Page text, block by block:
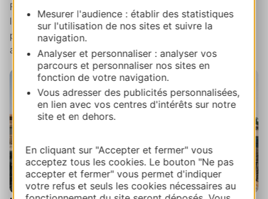
Mesurer l'audience : établir des statistiques
sur l'utilisation de nos sites et suivre la
navigation.
Analyser et personnaliser : analyser vos
parcours et personnaliser nos sites en
fonction de votre navigation.
Vous adresser des publicités personnalisées,
en lien avec vos centres d'intérêts sur notre
site et en dehors.
En cliquant sur "Accepter et fermer" vous
acceptez tous les cookies. Le bouton "Ne pas
accepter et fermer" vous permet d'indiquer
votre refus et seuls les cookies nécessaires au
Fidèlement réhabilités par une équipe de passionnés,
les Jardins de Marquayrol, domaine lotois où le
peintre Henri Martin a vécu les quarante dernières
années de sa vie et où il aimait...